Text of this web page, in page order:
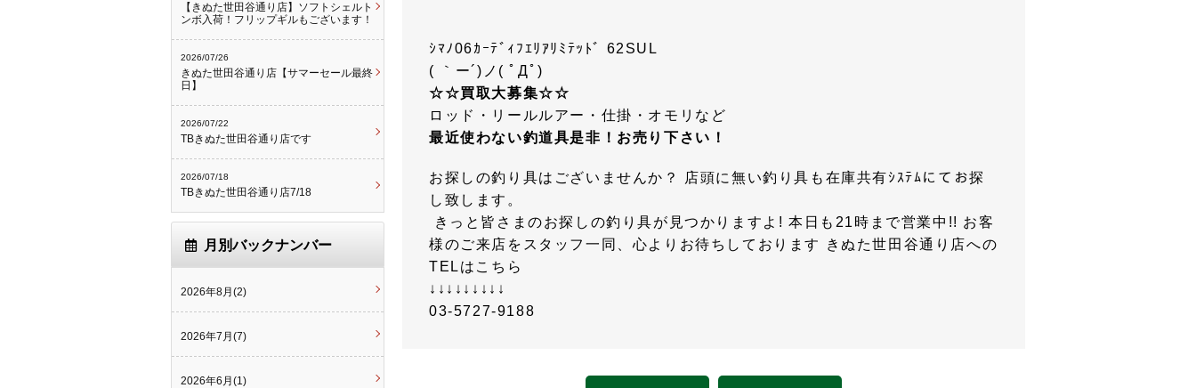
ｼﾏﾉ06ｶｰﾃﾞｨﾌｴﾘｱﾘﾐﾃｯﾄﾞ 62SUL
( ｀ー´)ノ( ﾟДﾟ)
☆☆買取大募集☆☆
ロッド・リールルアー・仕掛・オモリなど
最近使わない釣道具是非！お売り下さい！
お探しの釣り具はございませんか？ 店頭に無い釣り具も在庫共有ｼｽﾃﾑにてお探
し致します。
きっと皆さまのお探しの釣り具が見つかりますよ! 本日も21時まで営業中!! お客
様のご来店をスタッフ一同、心よりお待ちしております きぬた世田谷通り店への
TELはこちら
↓↓↓↓↓↓↓↓↓
03-5727-9188
【きぬた世田谷通り店】ソフトシェルト
ンボ入荷！フリップギルもございます！
2026/07/26
きぬた世田谷通り店【サマーセール最終
日】
2026/07/22
TBきぬた世田谷通り店です
2026/07/18
TBきぬた世田谷通り店7/18
月別バックナンバー
2026年8月(2)
2026年7月(7)
2026年6月(1)